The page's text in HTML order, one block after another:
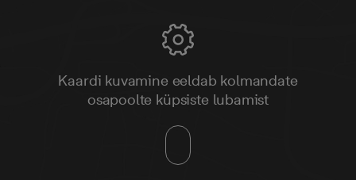
Kaardi kuvamine eeldab kolmandate
osapoolte küpsiste lubamist